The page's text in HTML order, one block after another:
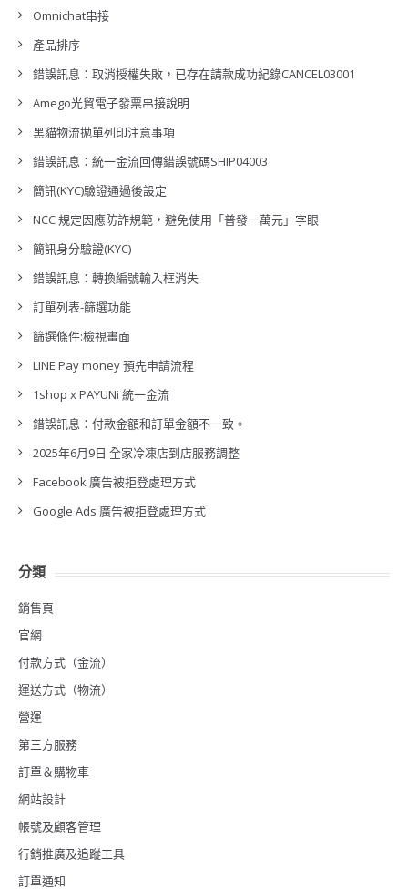
Omnichat串接
產品排序
錯誤訊息：取消授權失敗，已存在請款成功紀錄CANCEL03001
Amego光貿電子發票串接說明
黑貓物流拋單列印注意事項
錯誤訊息：統一金流回傳錯誤號碼SHIP04003
簡訊(KYC)驗證通過後設定
NCC 規定因應防詐規範，避免使用「普發一萬元」字眼
簡訊身分驗證(KYC)
錯誤訊息：轉換編號輸入框消失
訂單列表-篩選功能
篩選條件:檢視畫面
LINE Pay money 預先申請流程
1shop x PAYUNi 統一金流
錯誤訊息：付款金額和訂單金額不一致。
2025年6月9日 全家冷凍店到店服務調整
Facebook 廣告被拒登處理方式
Google Ads 廣告被拒登處理方式
分類
銷售頁
官網
付款方式（金流）
運送方式（物流）
營運
第三方服務
訂單＆購物車
網站設計
帳號及顧客管理
行銷推廣及追蹤工具
訂單通知